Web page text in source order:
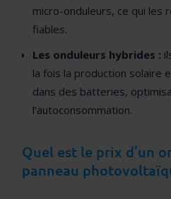
micro-onduleurs, ce qui les
fiables.
Les onduleurs hybrides :
la fois la production solaire
dans des batteries,
l’autoconsommation.
Quel est le prix d’un
panneau